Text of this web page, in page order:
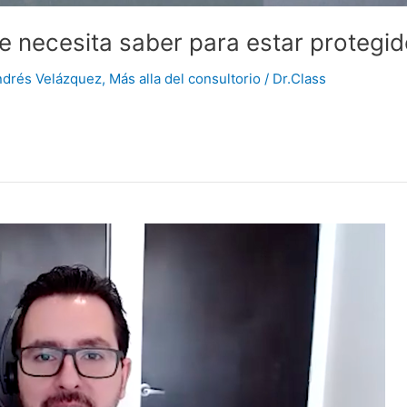
necesita saber para estar
Velázquez, Más alla del consultorio / Dr.Class